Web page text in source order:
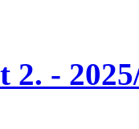
2. -